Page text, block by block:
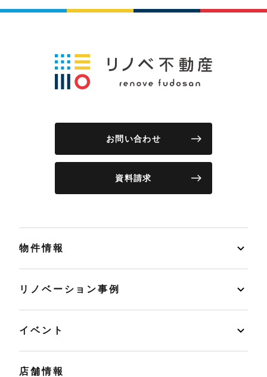
お問い合わせ
資料請求
物件情報
リノベーション事例
イベント
店舗情報